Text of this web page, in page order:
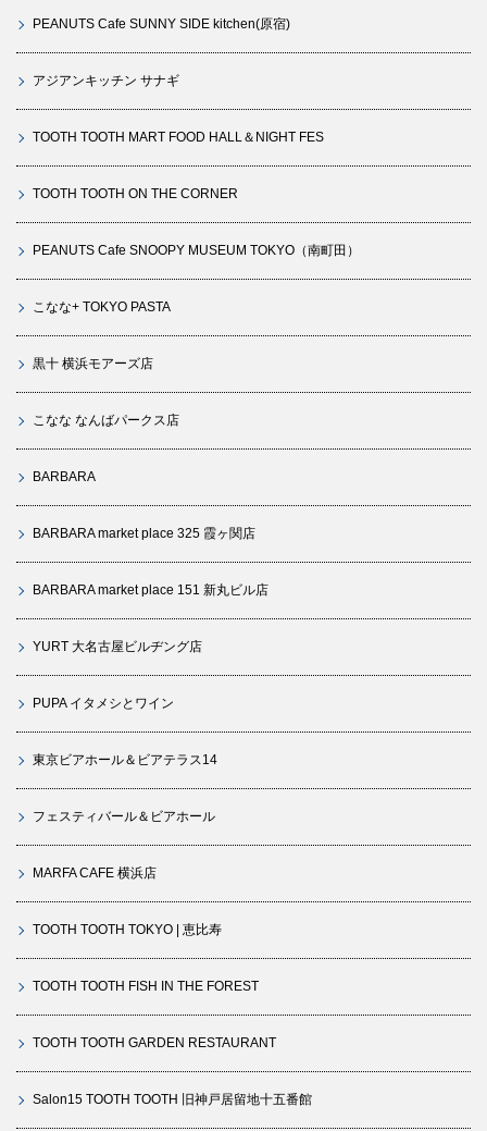
PEANUTS Cafe SUNNY SIDE kitchen(原宿)
アジアンキッチン サナギ
TOOTH TOOTH MART FOOD HALL＆NIGHT FES
TOOTH TOOTH ON THE CORNER
PEANUTS Cafe SNOOPY MUSEUM TOKYO（南町田）
こなな+ TOKYO PASTA
黒十 横浜モアーズ店
こなな なんばパークス店
BARBARA
BARBARA market place 325 霞ヶ関店
BARBARA market place 151 新丸ビル店
YURT 大名古屋ビルヂング店
PUPA イタメシとワイン
東京ビアホール＆ビアテラス14
フェスティバール＆ビアホール
MARFA CAFE 横浜店
TOOTH TOOTH TOKYO | 恵比寿
TOOTH TOOTH FISH IN THE FOREST
TOOTH TOOTH GARDEN RESTAURANT
Salon15 TOOTH TOOTH 旧神戸居留地十五番館